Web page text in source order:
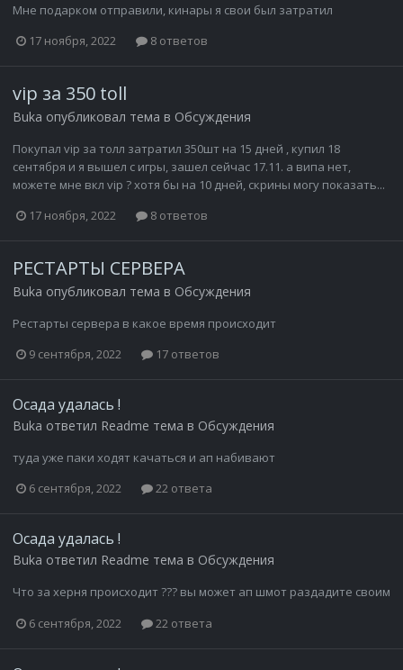
Мне подарком отправили, кинары я свои был затратил
17 ноября, 2022
8 ответов
vip за 350 toll
Buka опубликовал тема в Обсуждения
Покупал vip за толл затратил 350шт на 15 дней , купил 18
сентября и я вышел с игры, зашел сейчас 17.11. а випа нет,
можете мне вкл vip ? хотя бы на 10 дней, скрины могу показать...
17 ноября, 2022
8 ответов
РЕСТАРТЫ СЕРВЕРА
Buka опубликовал тема в Обсуждения
Рестарты сервера в какое время происходит
9 сентября, 2022
17 ответов
Осада удалась !
Buka ответил Readme тема в Обсуждения
туда уже паки ходят качаться и ап набивают
6 сентября, 2022
22 ответа
Осада удалась !
Buka ответил Readme тема в Обсуждения
Что за херня происходит ??? вы может ап шмот раздадите своим
6 сентября, 2022
22 ответа